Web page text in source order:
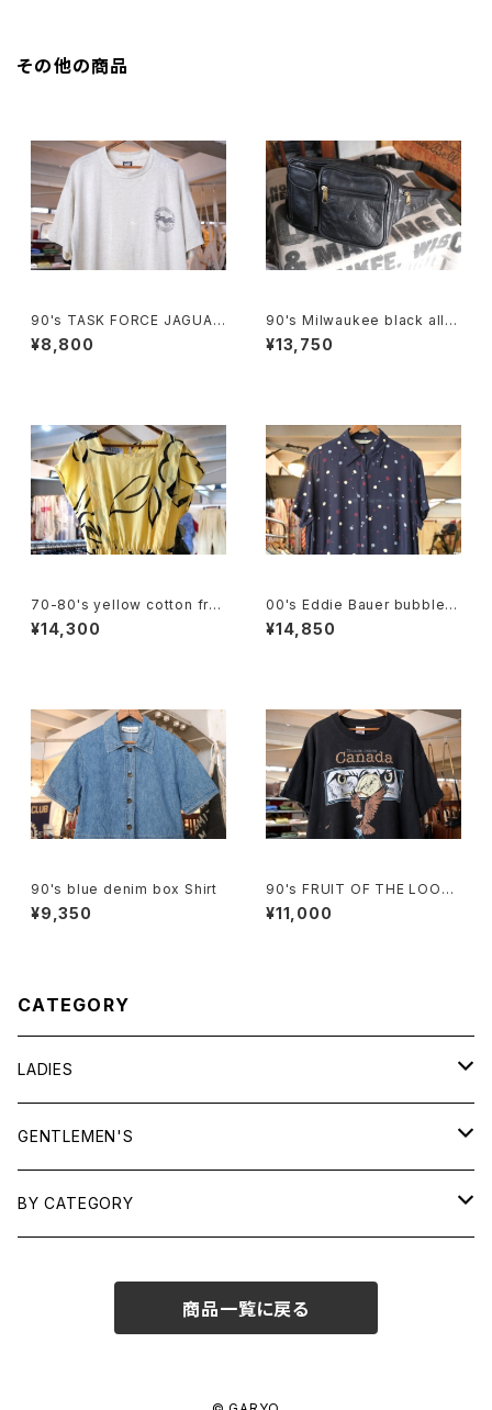
その他の商品
90's TASK FORCE JAGUAR
printed Tee "Made in U.S.
A."
¥8,800
90's Milwaukee black all-l
eather fanny Pack
¥13,750
70-80's yellow cotton fre
nch sleeve blouse Dress
¥14,300
00's Eddie Bauer bubble d
ot rayon shirt maxi Dress
¥14,850
90's blue denim box Shirt
¥9,350
90's FRUIT OF THE LOOM
eagle printed Tee "Made i
n CANADA"
¥11,000
CATEGORY
LADIES
TOPS
SHIRTS
OUTERWEAR
GENTLEMEN'S
TOPS
BY CATEGORY
商品一覧に戻る